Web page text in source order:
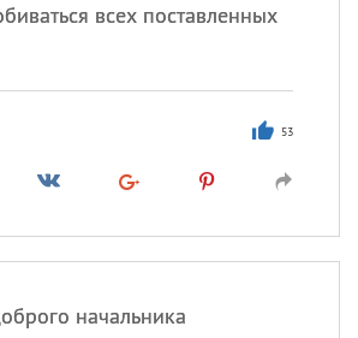
всех поставленных
53
начальника